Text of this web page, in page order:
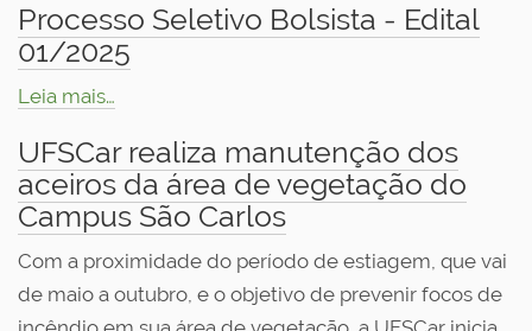
Processo Seletivo Bolsista - Edital
01/2025
Leia mais…
UFSCar realiza manutenção dos
aceiros da área de vegetação do
Campus São Carlos
Com a proximidade do período de estiagem, que vai
de maio a outubro, e o objetivo de prevenir focos de